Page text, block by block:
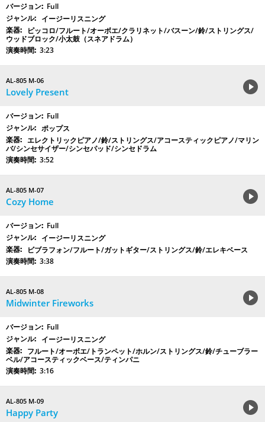
Full
イージーリスニング
ピッコロ/フルート/オーボエ/クラリネット/バスーン/鈴/ストリングス/
ウッドブロック/小太鼓（スネアドラム）
3:23
AL-805 M-06
Lovely Present
Full
ポップス
エレクトリックピアノ/鈴/ストリングス/アコースティックピアノ/マリン
バ/シンセサイザー/シンセパッド/シンセドラム
3:52
AL-805 M-07
Cozy Home
Full
イージーリスニング
ビブラフォン/フルート/ガットギター/ストリングス/鈴/エレキベース
3:38
AL-805 M-08
Midwinter Fireworks
Full
イージーリスニング
フルート/オーボエ/トランペット/ホルン/ストリングス/鈴/チューブラー
ベル/アコースティックベース/ティンパニ
3:16
AL-805 M-09
Happy Party